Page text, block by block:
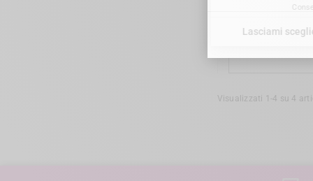
WAM'X
Visualizzati 1-4 su 4